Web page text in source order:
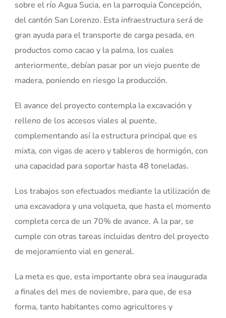
sobre el río Agua Sucia, en la parroquia Concepción,
del cantón San Lorenzo. Esta infraestructura será de
gran ayuda para el transporte de carga pesada, en
productos como cacao y la palma, los cuales
anteriormente, debían pasar por un viejo puente de
madera, poniendo en riesgo la producción.
El avance del proyecto contempla la excavación y
relleno de los accesos viales al puente,
complementando así la estructura principal que es
mixta, con vigas de acero y tableros de hormigón, con
una capacidad para soportar hasta 48 toneladas.
Los trabajos son efectuados mediante la utilización de
una excavadora y una volqueta, que hasta el momento
completa cerca de un 70% de avance. A la par, se
cumple con otras tareas incluidas dentro del proyecto
de mejoramiento vial en general.
La meta es que, esta importante obra sea inaugurada
a finales del mes de noviembre, para que, de esa
forma, tanto habitantes como agricultores y